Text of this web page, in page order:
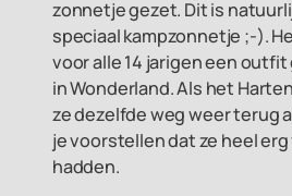
zonnetje gezet. Dit is
speciaal kampzonnetje ;-).
voor alle 14 jarigen een
in Wonderland. Als het
ze dezelfde weg weer terug
je voorstellen dat ze heel erg
hadden.